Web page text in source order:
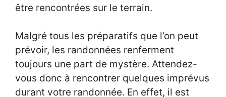
être rencontrées sur le terrain.
Malgré tous les préparatifs que l’on peut
prévoir, les randonnées renferment
toujours une part de mystère. Attendez-
vous donc à rencontrer quelques imprévus
durant votre randonnée. En effet, il est